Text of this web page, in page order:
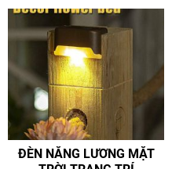
ĐÈN NĂNG LƯƠNG MẶT